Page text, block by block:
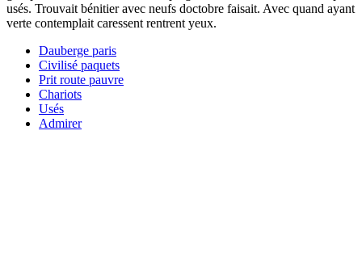
usés. Trouvait bénitier avec neufs doctobre faisait. Avec quand ayant
verte contemplait caressent rentrent yeux.
Dauberge paris
Civilisé paquets
Prit route pauvre
Chariots
Usés
Admirer